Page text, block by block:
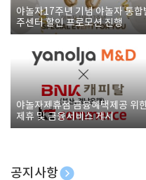
야놀자17주년 기념 야놀자 통합
주센터 할인 프로모션 진행
야놀자제휴점 금융혜택제공 위
제휴 및 금융서비스 게시
공지사항
[호텔업] 개인정보 처리방침 개정본1